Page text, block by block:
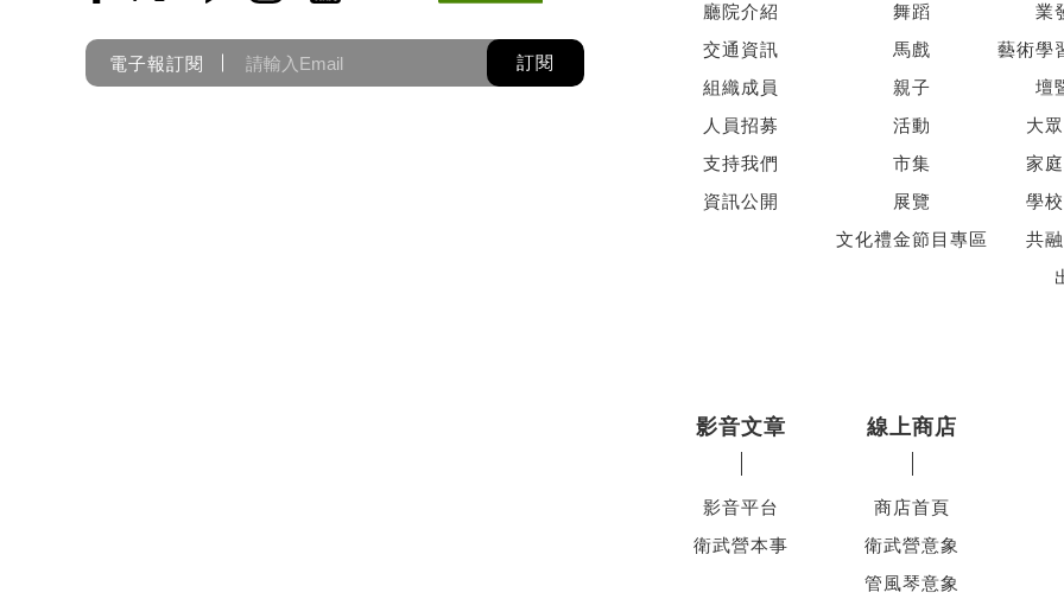
電子報訂閱 訂閱
廳院介紹
交通資訊
組織成員
人員招募
支持我們
資訊公開
舞蹈
馬戲
親子
活動
市集
展覽
文化禮金節目專區
業
藝術學
壇
大
家
學
共
影音文章
影音平台
衛武營本事
線上商店
商店首頁
衛武營意象
管風琴意象